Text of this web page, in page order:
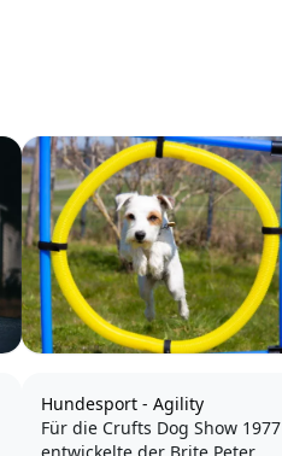
Hundesport - Agility
Für die Crufts Dog Show 1977